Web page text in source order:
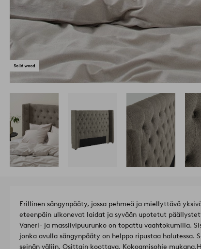
Erillinen sängynpääty, jossa pehmeä ja miellyttävä
eteenpäin ulkonevat laidat ja syvään upotetut
Vaneri- ja massiivipuurunko on topattu vaahtokumilla.
jonka avulla sängynpääty on helppo ripustaa halutessa.
seinän väliin. Osittain koottava. Kokoamisohje mukana.